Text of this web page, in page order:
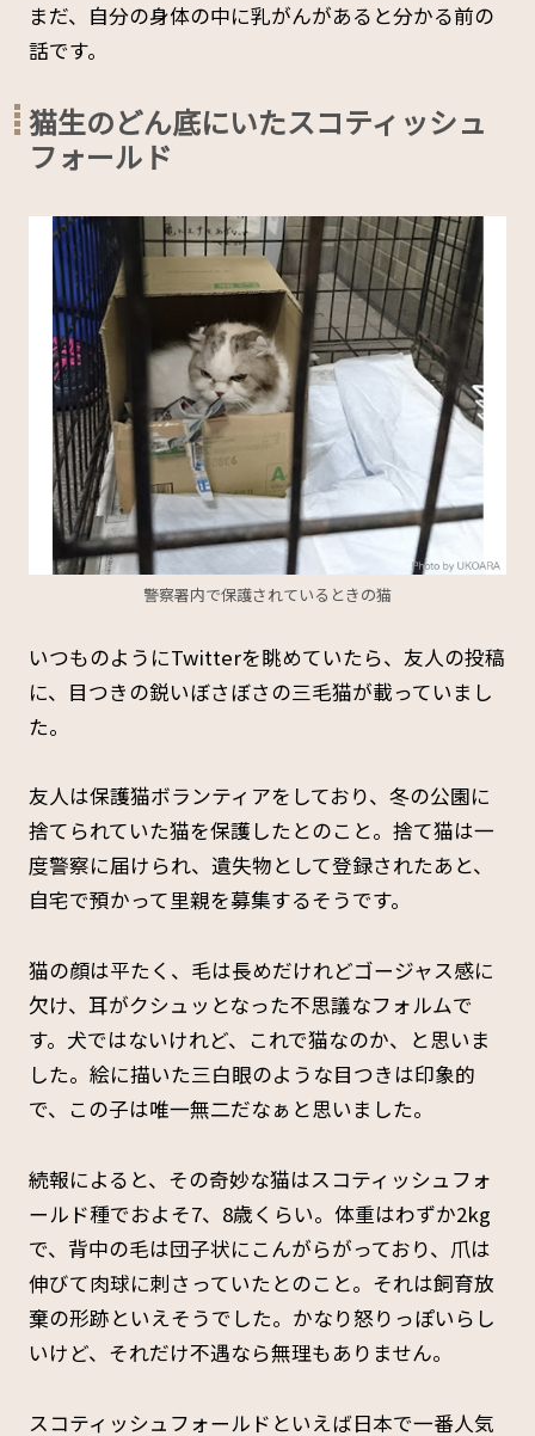
まだ、自分の身体の中に乳がんがあると分かる前の
話です。
猫生のどん底にいたスコティッシュ
フォールド
警察署内で保護されているときの猫
いつものようにTwitterを眺めていたら、友人の投稿
に、目つきの鋭いぼさぼさの三毛猫が載っていまし
た。
友人は保護猫ボランティアをしており、冬の公園に
捨てられていた猫を保護したとのこと。捨て猫は一
度警察に届けられ、遺失物として登録されたあと、
自宅で預かって里親を募集するそうです。
猫の顔は平たく、毛は長めだけれどゴージャス感に
欠け、耳がクシュッとなった不思議なフォルムで
す。犬ではないけれど、これで猫なのか、と思いま
した。絵に描いた三白眼のような目つきは印象的
で、この子は唯一無二だなぁと思いました。
続報によると、その奇妙な猫はスコティッシュフォ
ールド種でおよそ7、8歳くらい。体重はわずか2kg
で、背中の毛は団子状にこんがらがっており、爪は
伸びて肉球に刺さっていたとのこと。それは飼育放
棄の形跡といえそうでした。かなり怒りっぽいらし
いけど、それだけ不遇なら無理もありません。
スコティッシュフォールドといえば日本で一番人気